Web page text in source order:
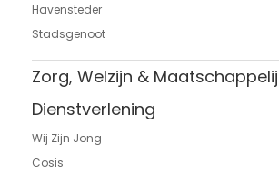
Havensteder
Stadsgenoot
Zorg, Welzijn &
Dienstverlening
Wij Zijn Jong
Cosis